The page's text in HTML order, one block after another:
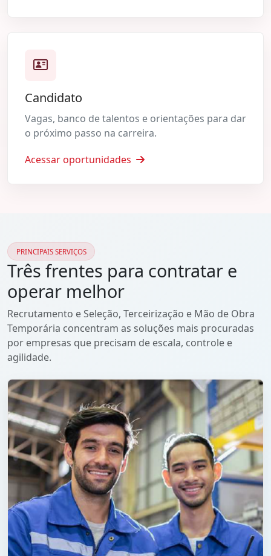
Candidato
Vagas, banco de talentos e orientações para dar
o próximo passo na carreira.
Acessar oportunidades
PRINCIPAIS SERVIÇOS
Três frentes para contratar e
operar melhor
Recrutamento e Seleção, Terceirização e Mão de Obra
Temporária concentram as soluções mais procuradas
por empresas que precisam de escala, controle e
agilidade.